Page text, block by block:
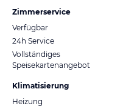
Zimmerservice
Verfügbar
24h Service
Vollständiges
Speisekartenangebot
Klimatisierung
Heizung